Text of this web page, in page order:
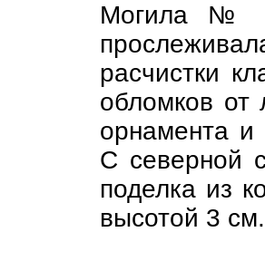
Могила №
расчистки
обломков от
орнамента и
С северной
поделка из
высотой 3 см.